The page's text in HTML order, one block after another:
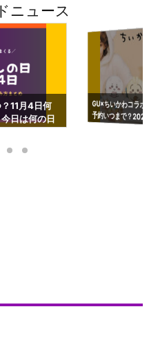
ニュース
11月4日何
日は何の日
GU×ちいかわコラ
予約いつまで？
ーチやショルダー